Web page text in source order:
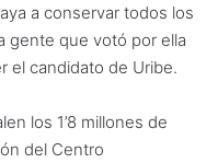
a conservar todos los
gente que votó por ella
el candidato de Uribe.
los 1’8 millones de
del Centro